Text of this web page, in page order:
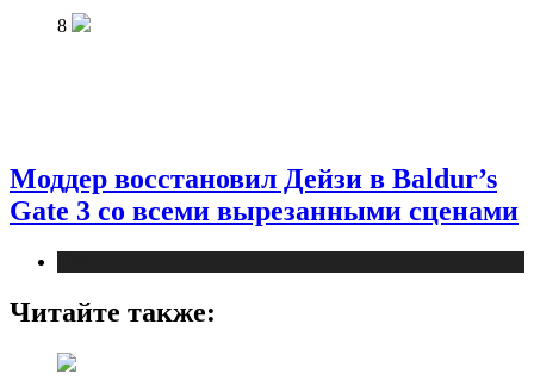
8
Моддер восстановил Дейзи в Baldur’s
Gate 3 со всеми вырезанными сценами
Читайте также: